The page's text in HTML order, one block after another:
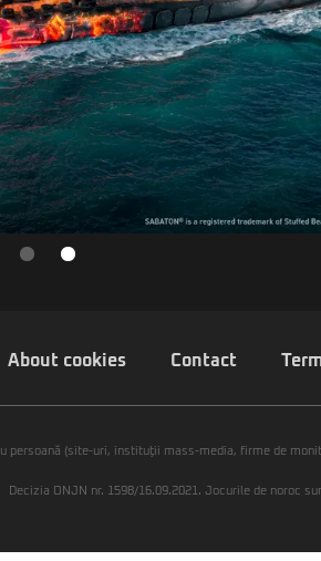
About cookies Contact
persoană (site-uri, instituţii mass-media, firme de
Decizia ONJN nr. 1598/16.09.2021. Jocurile de noroc